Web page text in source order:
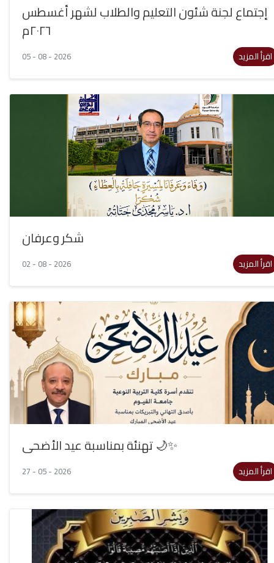
إجتماع لجنة شئون التعليم والطلاب لشهر أغسطس
٢٠٢٦م
05 - 08 - 2026 اقرأ المزيد
شكر وعرفان
02 - 08 - 2026 اقرأ المزيد
تهنئة بمناسبة عيد الأضحى 🌙✨
27 - 05 - 2026 اقرأ المزيد